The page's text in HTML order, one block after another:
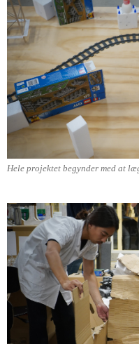
Hele projektet begynder med at